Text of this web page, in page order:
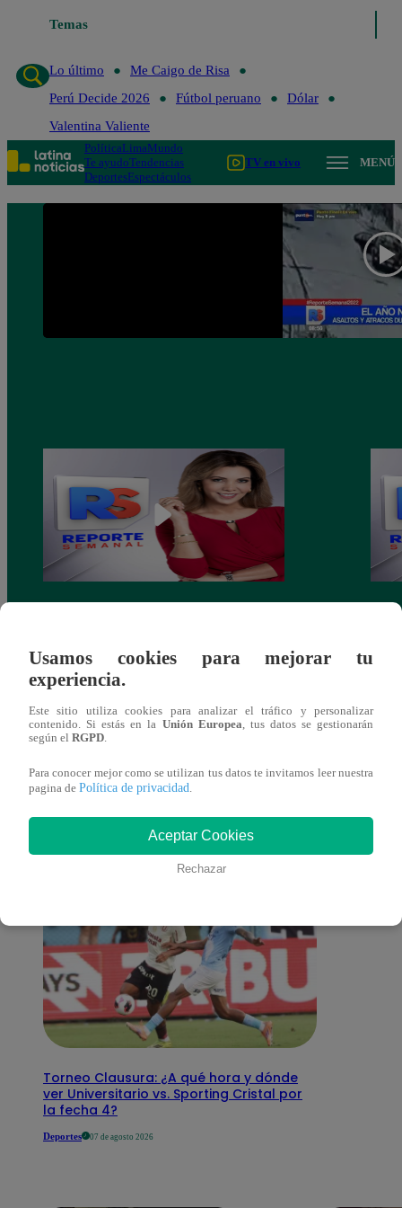
Temas
Lo último
Me Caigo de Risa
Perú Decide 2026
Fútbol peruano
Dólar
Valentina Valiente
PolíticaLimaMundo
Te ayudoTendencias
DeportesEspectáculos
TV en vivo MENÚ
Valentina
También te puede
interesar
Torneo Clausura: ¿A qué hora y dónde
ver Universitario vs. Sporting Cristal por
la fecha 4?
Deportes 07 de agosto 2026
Usamos cookies para mejorar tu
experiencia.
Este sitio utiliza cookies para analizar el tráfico y personalizar
contenido. Si estás en la Unión Europea , tus datos se gestionarán
según el RGPD
Para conocer mejor como se utilizan tus datos te invitamos leer nuestra
pagina de Política de privacidad
Aceptar Cookies
Rechazar